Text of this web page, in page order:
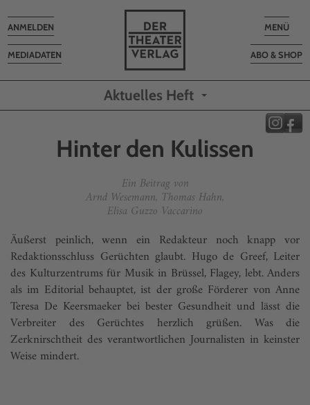
Toggle
MENÜ
ABO & SHOP
MEDIADATEN
Toggle
navigation
ANMELDEN
Aktuelles Heft
Hinter den Kulissen
Ein Beitrag von
Arnd Wesemann, Thomas Hahn,
Elisa Guzzo Vaccarino
Äußerst peinlich, wenn ein Redakteur noch knapp vor
Redaktionsschluss Gerüchten glaubt. Hugo de Greef, Leiter
des Kulturzentrums für Musik in Brüssel, Flagey, lebt. Anders
als im Editorial behauptet, ist der große Förderer von Anne
Teresa De Keersmaeker bei bester Gesundheit und lässt die
Verbreiter des Gerüchtes herzlich grüßen. Was die
Zerknirschtheit des verantwortlichen Journalisten in keinster
Weise mindert.